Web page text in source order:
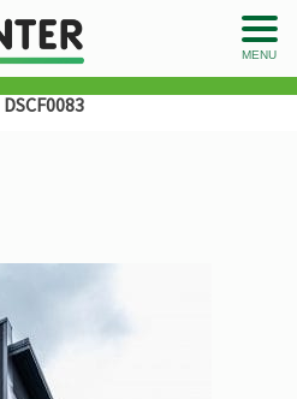
MENU
DSCF0083